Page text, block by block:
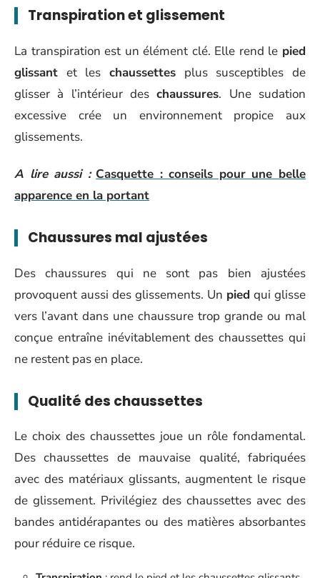
Transpiration et glissement
La transpiration est un élément clé. Elle rend le pied
glissant et les chaussettes plus susceptibles de
glisser à l’intérieur deschaussures. Une sudation
excessive crée un environnement propice aux
glissements.
A lire aussi : Casquette : conseils pour une belle
apparence en la portant
Chaussures mal ajustées
Des chaussures qui ne sont pas bien ajustées
provoquent aussi des glissements. Un pied qui glisse
vers l’avant dans une chaussure trop grande ou mal
conçue entraîne inévitablement des chaussettes qui
ne restent pas en place.
Qualité des chaussettes
Le choix des chaussettes joue un rôle fondamental.
Des chaussettes de mauvaise qualité, fabriquées
avec des matériaux glissants, augmentent le risque
de glissement. Privilégiez des chaussettes avec des
bandes antidérapantes ou des matières absorbantes
pour réduire ce risque.